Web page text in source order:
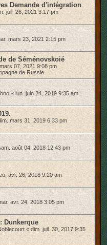
Demande d'intégration
juil. 26, 2021 3:17 pm
mars 23, 2021 2:15 pm
de Séménovskoié
07, 2021 9:08 pm
de Russie
« lun. juin 24, 2019 9:35 am
mars 31, 2019 6:33 pm
août 04, 2018 12:43 pm
avr. 26, 2018 9:20 am
avr. 24, 2018 3:05 pm
Dunkerque
« dim. juil. 30, 2017 9:35